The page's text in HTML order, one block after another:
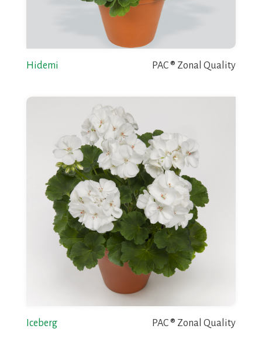
Hidemi PAC ® Zonal Quality
Iceberg PAC ® Zonal Quality